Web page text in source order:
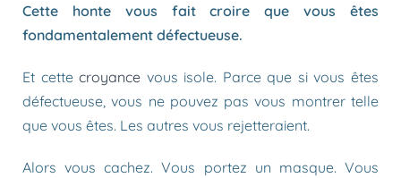
Cette honte vous fait croire que vous êtes
fondamentalement défectueuse.
Et cettecroyance vous isole. Parce que si vous êtes
défectueuse, vous ne pouvez pas vous montrer telle
que vous êtes. Les autres vous rejetteraient.
Alors vous cachez. Vous portez un masque. Vous